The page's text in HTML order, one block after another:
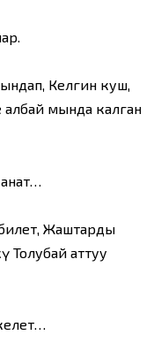
Келгин куш,
албай мында калган
Жаштарды
Толубай аттуу